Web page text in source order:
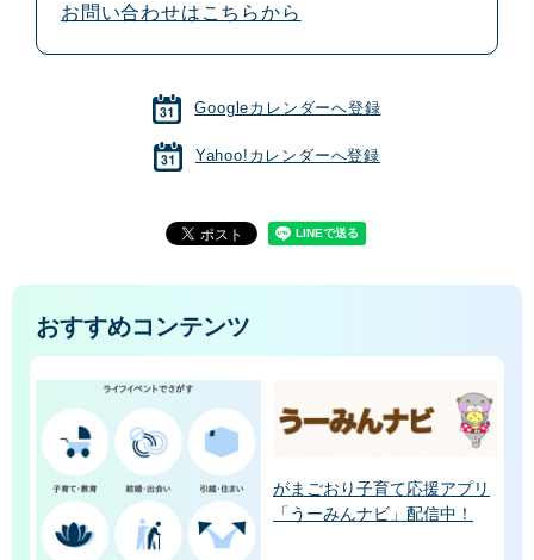
お問い合わせはこちらから
Googleカレンダーへ登録
Yahoo!カレンダーへ登録
おすすめコンテンツ
がまごおり子育て応援アプリ
「うーみんナビ」配信中！